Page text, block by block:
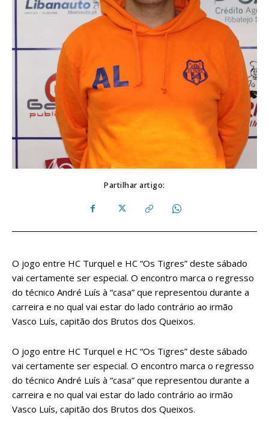
Partilhar artigo:
O jogo entre HC Turquel e HC “Os Tigres” deste sábado
vai certamente ser especial. O encontro marca o regresso
do técnico André Luís à “casa” que representou durante a
carreira e no qual vai estar do lado contrário ao irmão
Vasco Luís, capitão dos Brutos dos Queixos.
O jogo entre HC Turquel e HC “Os Tigres” deste sábado
vai certamente ser especial. O encontro marca o regresso
do técnico André Luís à “casa” que representou durante a
carreira e no qual vai estar do lado contrário ao irmão
Vasco Luís, capitão dos Brutos dos Queixos.